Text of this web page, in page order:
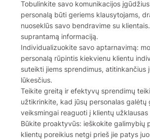
Tobulinkite savo komunikacijos
personalą būti geriems klausytojams,
nuoseklūs savo bendravime su
suprantamą informaciją.
Individualizuokite savo aptarnavimą:
personalą rūpintis kiekvienu klientu
suteikti jiems sprendimus, atitinkančius
lūkesčius.
Teikite greitą ir efektyvų sprendimų
užtikrinkite, kad jūsų personalas galėtų
veiksmingai reaguoti į klientų užklausas
Būkite proaktyvūs: ieškokite galimybių
klientų poreikius netgi prieš jie patys